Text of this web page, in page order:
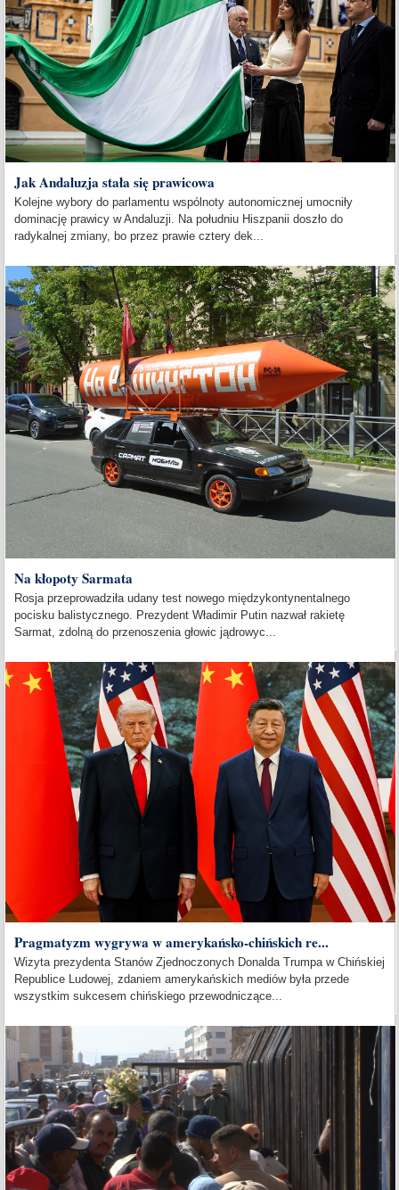
Jak Andaluzja stała się prawicowa
Kolejne wybory do parlamentu wspólnoty autonomicznej umocniły
dominację prawicy w Andaluzji. Na południu Hiszpanii doszło do
radykalnej zmiany, bo przez prawie cztery dek...
Na kłopoty Sarmata
Rosja przeprowadziła udany test nowego międzykontynentalnego
pocisku balistycznego. Prezydent Władimir Putin nazwał rakietę
Sarmat, zdolną do przenoszenia głowic jądrowyc...
Pragmatyzm wygrywa w amerykańsko-chińskich re...
Wizyta prezydenta Stanów Zjednoczonych Donalda Trumpa w Chińskiej
Republice Ludowej, zdaniem amerykańskich mediów była przede
wszystkim sukcesem chińskiego przewodniczące...